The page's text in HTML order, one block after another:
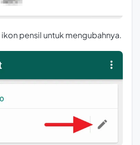
pensil untuk mengubahnya.